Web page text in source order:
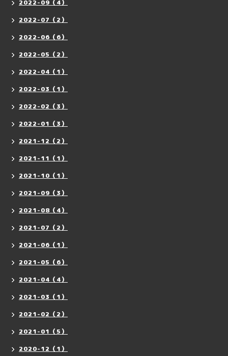
2022-09（4）
2022-07（2）
2022-06（6）
2022-05（2）
2022-04（1）
2022-03（1）
2022-02（3）
2022-01（3）
2021-12（2）
2021-11（1）
2021-10（1）
2021-09（3）
2021-08（4）
2021-07（2）
2021-06（1）
2021-05（6）
2021-04（4）
2021-03（1）
2021-02（2）
2021-01（5）
2020-12（1）